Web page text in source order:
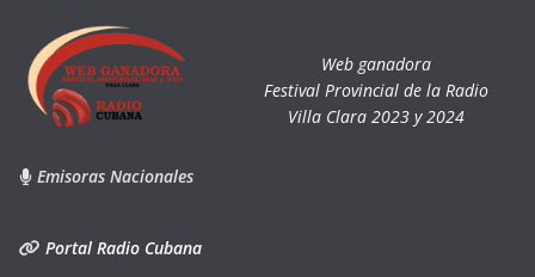
Web ganadora
Festival Provincial de la Radio
Villa Clara 2023 y 2024
Emisoras Nacionales
Portal Radio Cubana